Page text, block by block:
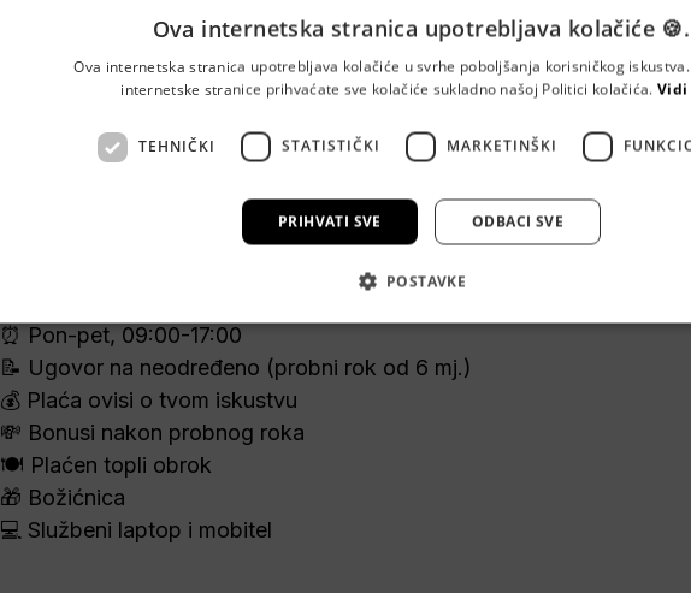
Prodavač automobila (Senior i
pritom dobro zaraditi? U Auto24.hr tražimo prodavača automobila.
⏰ Pon-pet, 09:00-17:00
📝 Ugovor na neodređeno (probni rok od 6 mj.)
💰 Plaća ovisi o tvom iskustvu
💸 Bonusi nakon probnog roka
🍽️ Plaćen topli obrok
🎁 Božićnica
💻 Službeni laptop i mobitel
Ova internetska stranica upotrebljava kolačiće 🍪.
Ova internetska stranica upotrebljava kolačiće u svrhe poboljšanja korisničkog
internetske stranice prihvaćate sve kolačiće sukladno našoj Politici kolačića. Vidi
TEHNIČKI STATISTIČKI MARKETINŠKI
PRIHVATI SVE ODBACI SVE
POSTAVKE